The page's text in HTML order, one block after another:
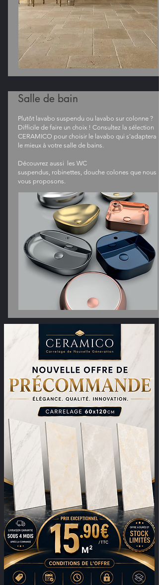
Salle de bain
Plutôt lavabo suspendu ou lavabo sur colonne ?
Difficile de faire un choix ! Consultez la sélection
CERAMICO pour choisir le lavabo qui s'adaptera
le mieux à votre salle de bains.
Découvrez aussi les WC
suspendus, robinettes, douche colones que nous
vous proposons.